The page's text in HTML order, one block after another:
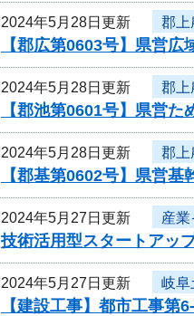
2024年5月28日更新 郡上
【郡広第0603号】県営
2024年5月28日更新 郡上
【郡池第0601号】県営
2024年5月28日更新 郡上
【郡基第0602号】県営
2024年5月27日更新 産業
技術活用型スタートアッ
2024年5月27日更新 岐阜
【建設工事】都市工事